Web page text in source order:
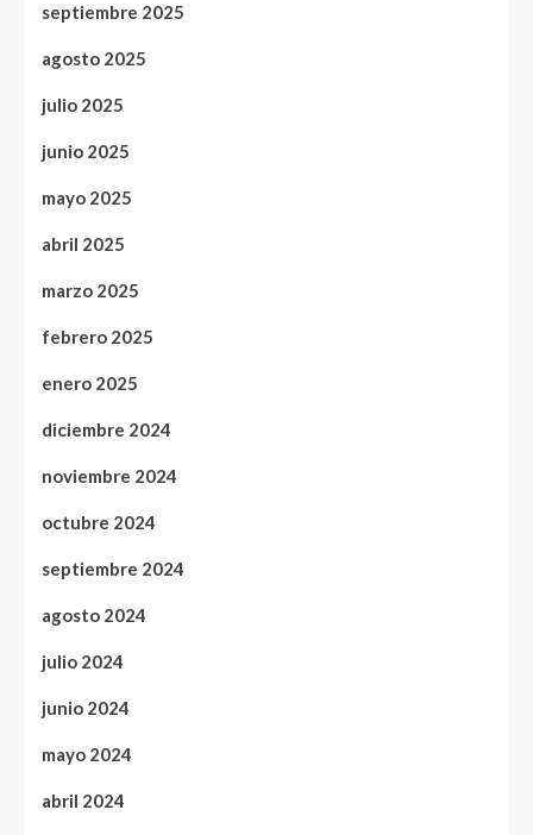
septiembre 2025
agosto 2025
julio 2025
junio 2025
mayo 2025
abril 2025
marzo 2025
febrero 2025
enero 2025
diciembre 2024
noviembre 2024
octubre 2024
septiembre 2024
agosto 2024
julio 2024
junio 2024
mayo 2024
abril 2024